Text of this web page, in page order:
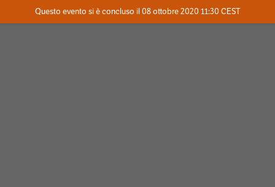
Dove
Questo evento si è concluso il 08 ottobre 2020 11:30 CEST